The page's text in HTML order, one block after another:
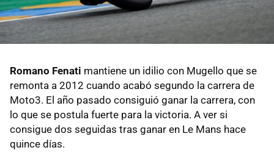
Romano Fenati mantiene un idilio con Mugello que se
remonta a 2012 cuando acabó segundo la carrera de
Moto3. El año pasado consiguió ganar la carrera, con
lo que se postula fuerte para la victoria. A ver si
consigue dos seguidas tras ganar en Le Mans hace
quince días.